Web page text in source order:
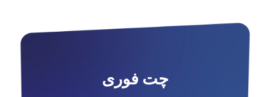
چت فوری